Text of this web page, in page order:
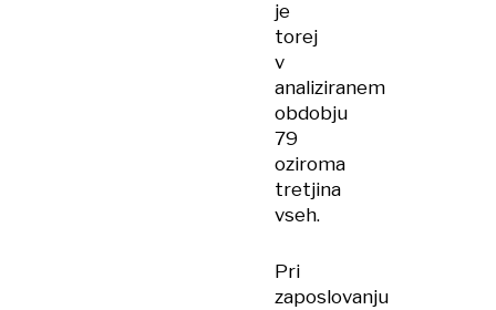
je
torej
v
analiziranem
obdobju
79
oziroma
tretjina
vseh.
Pri
zaposlovanju